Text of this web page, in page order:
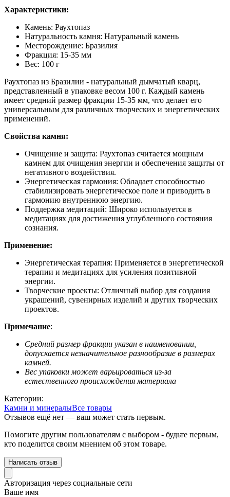
Характеристики:
Камень: Раухтопаз
Натуральность камня: Натуральный камень
Месторождение: Бразилия
Фракция: 15-35 мм
Вес: 100 г
Раухтопаз из Бразилии - натуральный дымчатый кварц,
представленный в упаковке весом 100 г. Каждый камень
имеет средний размер фракции 15-35 мм, что делает его
универсальным для различных творческих и энергетических
применений.
Свойства камня:
Очищение и защита: Раухтопаз считается мощным
камнем для очищения энергии и обеспечения защиты от
негативного воздействия.
Энергетическая гармония: Обладает способностью
стабилизировать энергетическое поле и приводить в
гармонию внутреннюю энергию.
Поддержка медитаций: Широко используется в
медитациях для достижения углубленного состояния
сознания.
Применение:
Энергетическая терапия: Применяется в энергетической
терапии и медитациях для усиления позитивной
энергии.
Творческие проекты: Отличный выбор для создания
украшений, сувенирных изделий и других творческих
проектов.
Примечание:
Средний размер фракции указан в наименовании,
допускается незначительное разнообразие в размерах
камней.
Вес упаковки может варьироваться из-за
естественного происхождения материала
Категории:
Камни и минералыВсе товары
Отзывов ещё нет — ваш может стать первым.
Помогите другим пользователям с выбором - будьте первым,
кто поделится своим мнением об этом товаре.
Написать отзыв
Авторизация через социальные сети
Ваше имя